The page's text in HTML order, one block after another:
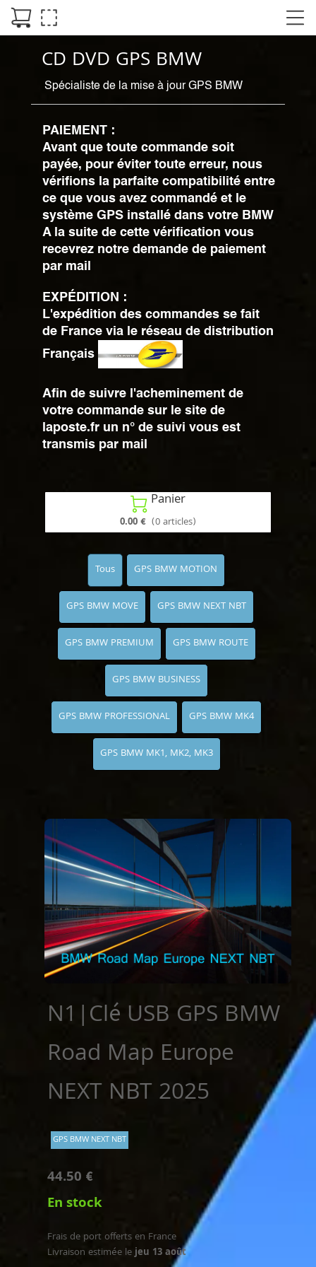
CD DVD GPS BMW
Spécialiste de la mise à jour GPS BMW
PAIEMENT :
Avant que toute commande soit
payée, pour éviter toute erreur, nous
vérifions la parfaite compatibilité entre
ce que vous avez commandé et le
système GPS installé dans votre BMW
A la suite de cette vérification vous
recevrez notre demande de paiement
par mail
EXPÉDITION :
L'expédition des commandes se fait
de France via le réseau de distribution
Français
Afin de suivre l'acheminement de
votre commande sur le site de
laposte.fr un n° de suivi vous est
transmis par mail
 Panier
0.00 € (0 articles)
Tous GPS BMW MOTION
GPS BMW MOVE GPS BMW NEXT NBT
GPS BMW PREMIUM GPS BMW ROUTE
GPS BMW BUSINESS
GPS BMW PROFESSIONAL GPS BMW MK4
GPS BMW MK1, MK2, MK3
N1|Clé USB GPS BMW
Road Map Europe
NEXT NBT 2025
GPS BMW NEXT NBT
44.50 €
En stock
Frais de port offerts en France
Livraison estimée lejeu 13 août